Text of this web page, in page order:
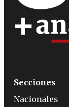
Secciones
Nacionales